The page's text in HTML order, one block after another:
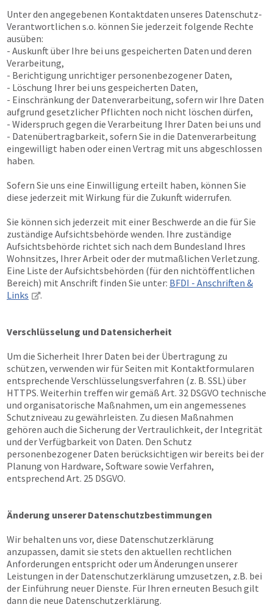
Unter den angegebenen Kontaktdaten unseres Datenschutz-
Verantwortlichen s.o. können Sie jederzeit folgende Rechte
ausüben:
- Auskunft über Ihre bei uns gespeicherten Daten und deren
Verarbeitung,
- Berichtigung unrichtiger personenbezogener Daten,
- Löschung Ihrer bei uns gespeicherten Daten,
- Einschränkung der Datenverarbeitung, sofern wir Ihre Daten
aufgrund gesetzlicher Pflichten noch nicht löschen dürfen,
- Widerspruch gegen die Verarbeitung Ihrer Daten bei uns und
- Datenübertragbarkeit, sofern Sie in die Datenverarbeitung
eingewilligt haben oder einen Vertrag mit uns abgeschlossen
haben.
Sofern Sie uns eine Einwilligung erteilt haben, können Sie
diese jederzeit mit Wirkung für die Zukunft widerrufen.
Sie können sich jederzeit mit einer Beschwerde an die für Sie
zuständige Aufsichtsbehörde wenden. Ihre zuständige
Aufsichtsbehörde richtet sich nach dem Bundesland Ihres
Wohnsitzes, Ihrer Arbeit oder der mutmaßlichen Verletzung.
Eine Liste der Aufsichtsbehörden (für den nichtöffentlichen
Bereich) mit Anschrift finden Sie unter: BFDI - Anschriften &
Links
.
Verschlüsselung und Datensicherheit
Um die Sicherheit Ihrer Daten bei der Übertragung zu
schützen, verwenden wir für Seiten mit Kontaktformularen
entsprechende Verschlüsselungsverfahren (z. B. SSL) über
HTTPS. Weiterhin treffen wir gemäß Art. 32 DSGVO technische
und organisatorische Maßnahmen, um ein angemessenes
Schutzniveau zu gewährleisten. Zu diesen Maßnahmen
gehören auch die Sicherung der Vertraulichkeit, der Integrität
und der Verfügbarkeit von Daten. Den Schutz
personenbezogener Daten berücksichtigen wir bereits bei der
Planung von Hardware, Software sowie Verfahren,
entsprechend Art. 25 DSGVO.
Änderung unserer Datenschutzbestimmungen
Wir behalten uns vor, diese Datenschutzerklärung
anzupassen, damit sie stets den aktuellen rechtlichen
Anforderungen entspricht oder um Änderungen unserer
Leistungen in der Datenschutzerklärung umzusetzen, z.B. bei
der Einführung neuer Dienste. Für Ihren erneuten Besuch gilt
dann die neue Datenschutzerklärung.